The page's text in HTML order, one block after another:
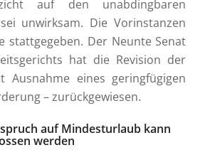
auf den unabdingbaren
unwirksam. Die Vorinstanzen
stattgegeben. Der Neunte Senat
hat die Revision der
Ausnahme eines geringfügigen
– zurückgewiesen.
auf Mindesturlaub kann
werden